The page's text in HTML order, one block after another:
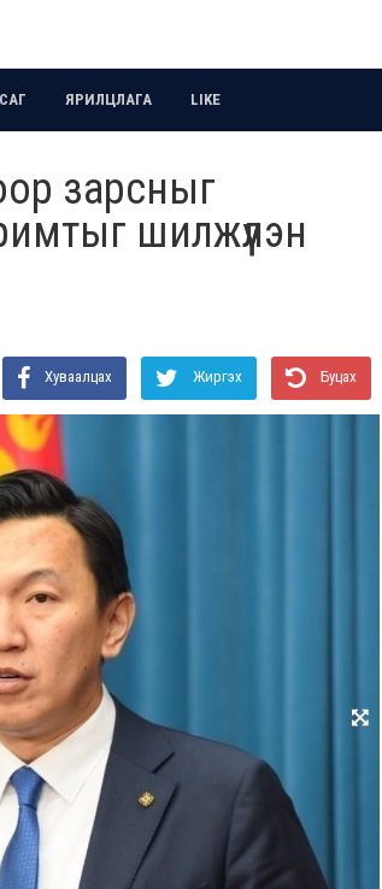
ЯРИЛЦЛАГА LIKE
зарсныг
шилжүүлэн
Хуваалцах Жиргэх Буцах